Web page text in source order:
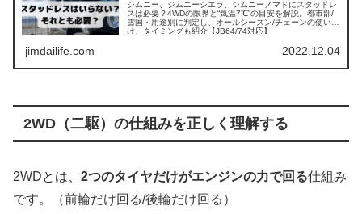
ジムニー、ジムニーシエラ、ジムニーノマドにスタッドレ
スは必要？4WDの限界と“気温7℃”の目安を解説。都市部/
雪国・用途別に判定し、オールシーズン/チェーンの使い分
け、タイミングも紹介【JB64/74対応】
jimdailife.com 2022.12.04
2WD（二駆）の仕組みを正しく理解する
2WDとは、 2つのタイヤだけがエンジンの力で回る仕組み
です。（前輪だけ回る/後輪だけ回る）